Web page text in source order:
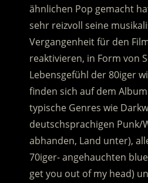
ähnlichen Pop gemacht
sehr reizvoll seine
Vergangenheit für den
reaktivieren, in Form von
Lebensgefühl der 80iger
finden sich auf dem
typische Genres wie
deutschsprachigen Punk/
abhanden, Land unter),
70iger- angehauchten
get you out of my head)